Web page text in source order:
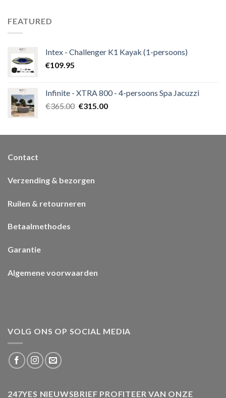
FEATURED
Intex - Challenger K1 Kayak (1-persoons)
€109.95
Infinite - XTRA 800 - 4-persoons Spa Jacuzzi
€365.00 €315.00
Contact
Verzending & bezorgen
Ruilen & retourneren
Betaalmethodes
Garantie
Algemene voorwaarden
VOLG ONS OP SOCIAL MEDIA
247YES NIEUWSBRIEF PROFITEER VAN ONZE